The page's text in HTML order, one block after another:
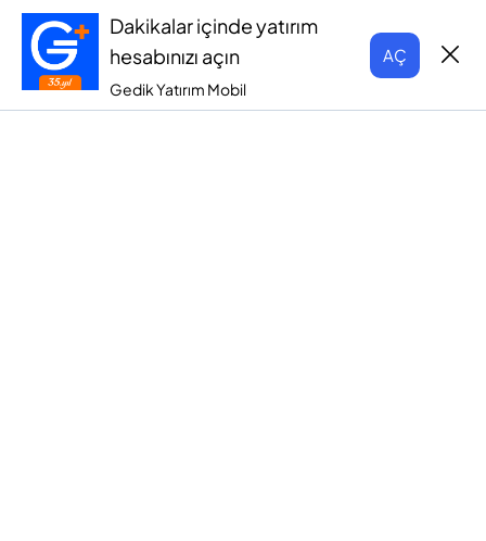
Dakikalar içinde yatırım
hesabınızı açın
Gedik Yatırım Mobil
AÇ